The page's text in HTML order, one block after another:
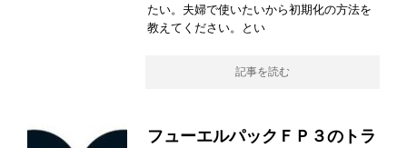
たい。夫婦で使いたいから初期化の方法を
教えてください。とい
記事を読む
フューエルパックＦＰ３のトラ